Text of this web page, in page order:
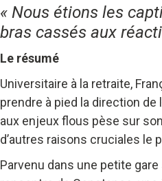
« Nous étions les
bras cassés aux
Le résumé
Universitaire à la retraite,
prendre à pied la direction de
aux enjeux flous pèse sur
d’autres raisons cruciales le
Parvenu dans une petite